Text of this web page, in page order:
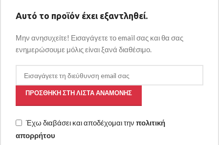
Αυτό το προϊόν έχει εξαντληθεί.
Μην ανησυχείτε! Εισαγάγετε το email σας και θα σας
ενημερώσουμε μόλις είναι ξανά διαθέσιμο.
ΠΡΟΣΘΉΚΗ ΣΤΗ ΛΊΣΤΑ ΑΝΑΜΟΝΉΣ
Έχω διαβάσει και αποδέχομαι την πολιτική
απορρήτου